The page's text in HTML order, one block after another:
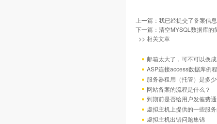
上一篇： 我已经提交了备案信
下一篇： 清空MYSQL数据库的
>> 相关文章
邮箱太大了，可不可以换
ASP连接access数据库例程
服务器租用（托管）是多
网站备案的流程是什么？
到期前是否给用户发催费
虚拟主机上提供的一些服
虚拟主机出错问题集锦